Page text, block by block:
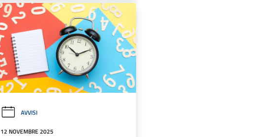
AVVISI
12 NOVEMBRE 2025